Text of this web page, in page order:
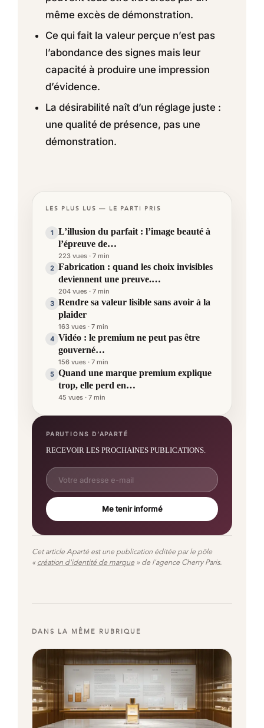
même excès de démonstration.
Ce qui fait la valeur perçue n’est pas
l’abondance des signes mais leur
capacité à produire une impression
d’évidence.
La désirabilité naît d’un réglage juste :
une qualité de présence, pas une
démonstration.
LES PLUS LUS — LE PARTI PRIS
1
L’illusion du parfait : l’image beauté à
l’épreuve de…
223 vues · 7 min
2 Fabrication : quand les choix invisibles
deviennent une preuve.…
204 vues · 7 min
3 Rendre sa valeur lisible sans avoir à la
plaider
163 vues · 7 min
4 Vidéo : le premium ne peut pas être
gouverné…
156 vues · 7 min
5 Quand une marque premium explique
trop, elle perd en…
45 vues · 7 min
PARUTIONS D’APARTÉ
RECEVOIR LES PROCHAINES PUBLICATIONS.
Me tenir informé
Cet article Aparté est une publication éditée par le pôle
«création d'identité de marque » de l'agence Cherry Paris.
DANS LA MÊME RUBRIQUE